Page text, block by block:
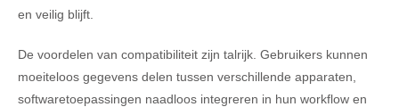
en veilig blijft.
De voordelen van compatibiliteit zijn talrijk. Gebruikers kunnen
moeiteloos gegevens delen tussen verschillende apparaten,
softwaretoepassingen naadloos integreren in hun workflow en